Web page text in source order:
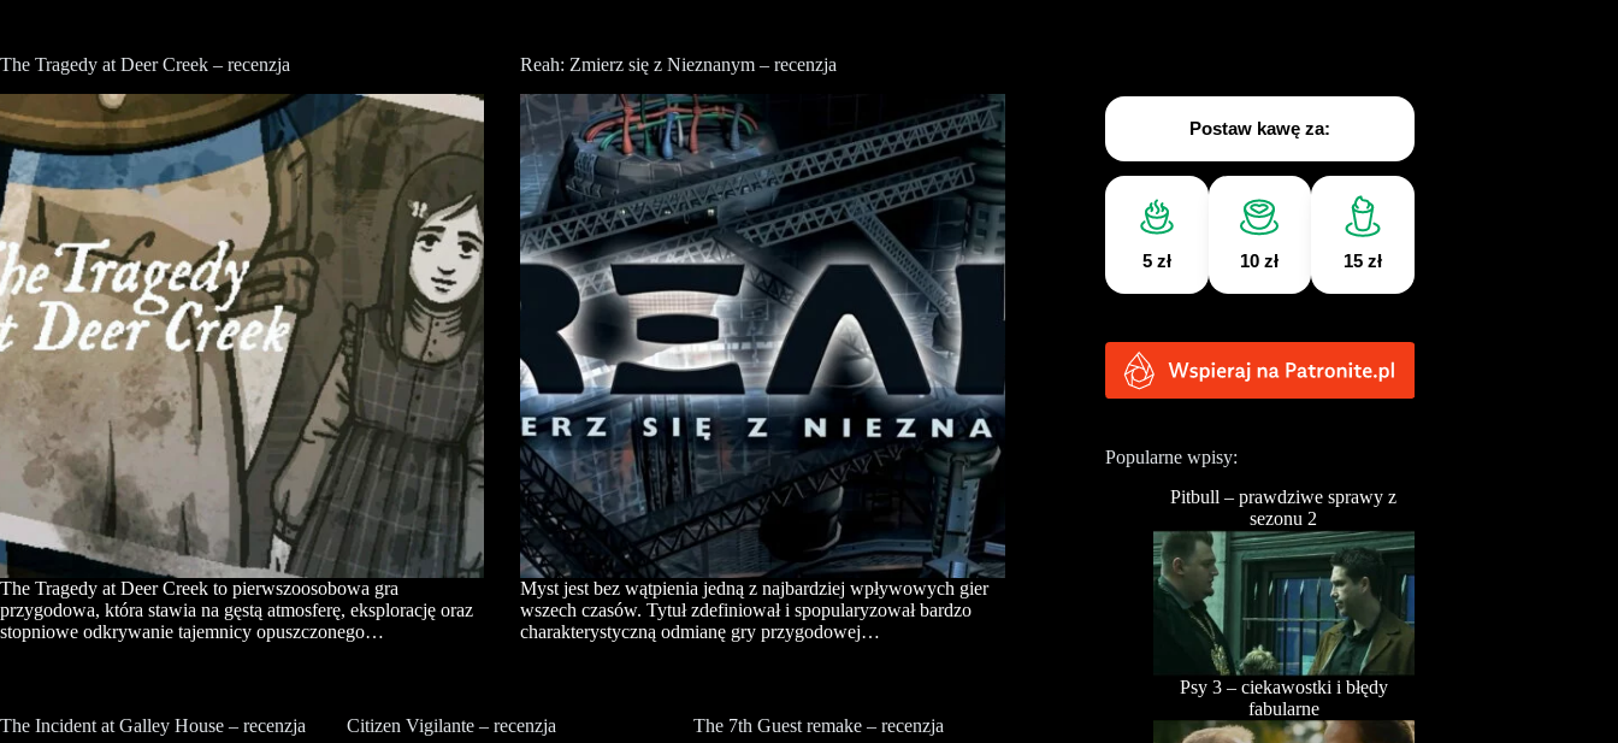
The Tragedy at Deer Creek – recenzja
The Tragedy at Deer Creek to pierwszoosobowa gra
przygodowa, która stawia na gęstą atmosferę, eksplorację oraz
stopniowe odkrywanie tajemnicy opuszczonego…
Reah: Zmierz się z Nieznanym – recenzja
Myst jest bez wątpienia jedną z najbardziej wpływowych gier
wszech czasów. Tytuł zdefiniował i spopularyzował bardzo
charakterystyczną odmianę gry przygodowej…
The Incident at Galley House – recenzja Citizen Vigilante – recenzja The 7th Guest remake – recenzja
Postaw kawę za:
5 zł 10 zł 15 zł
Popularne wpisy:
Pitbull – prawdziwe sprawy z
sezonu 2
Psy 3 – ciekawostki i błędy
fabularne